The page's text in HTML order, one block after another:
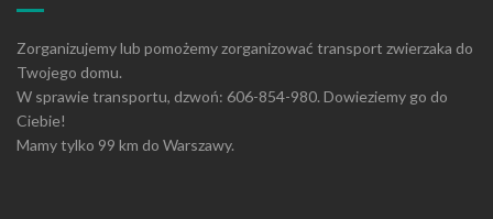
Zorganizujemy lub pomożemy zorganizować transport zwierzaka do
Twojego domu.
W sprawie transportu, dzwoń: 606-854-980. Dowieziemy go do
Ciebie!
Mamy tylko 99 km do Warszawy.